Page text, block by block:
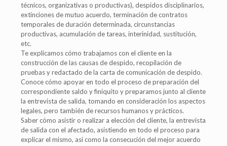
técnicos, organizativas o productivas), despidos disciplinarios,
extinciones de mutuo acuerdo, terminación de contratos
temporales de duración determinada, circunstancias
productivas, acumulación de tareas, interinidad, sustitución,
etc.
Te explicamos cómo trabajamos con el cliente en la
construcción de las causas de despido, recopilación de
pruebas y redactado de la carta de comunicación de despido.
Conoce cómo apoyar en todo el proceso de preparación del
correspondiente saldo y finiquito y preparamos junto al cliente
la entrevista de salida, tomando en consideración los aspectos
legales, pero también de recursos humanos y prácticos.
Saber cómo asistir o realizar a elección del cliente, la entrevista
de salida con el afectado, asistiendo en todo el proceso para
explicar el mismo, así como la consecución del mejor acuerdo